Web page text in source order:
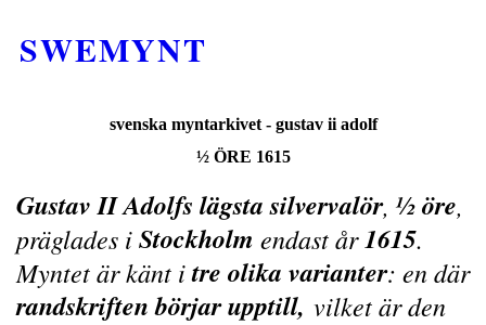
SWEMYNT
svenska myntarkivet - gustav ii adolf
½ÖRE 1615
Gustav II Adolfs lägsta silvervalör,½ öre,
präglades iStockholm endast år1615.
Myntet är känt itre olika varianter: en där
randskriften börjar upptill, vilket är den